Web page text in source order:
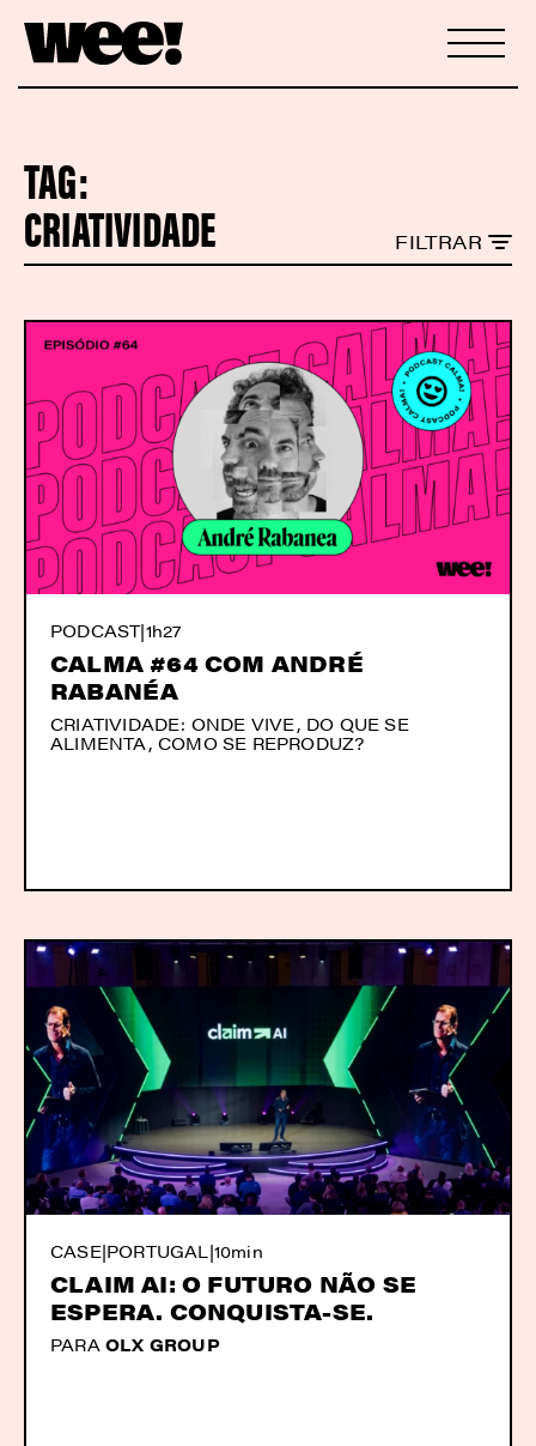
TAG:
CRIATIVIDADE FILTRAR
PODCAST|1h27
CALMA #64 COM ANDRÉ
RABANÉA
CRIATIVIDADE: ONDE VIVE, DO QUE SE
ALIMENTA, COMO SE REPRODUZ?
CASE|PORTUGAL |10min
CLAIM AI: O FUTURO NÃO SE
ESPERA. CONQUISTA-SE.
PARA OLX GROUP